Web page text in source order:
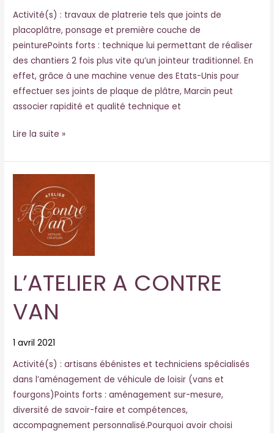
Activité(s) : travaux de platrerie tels que joints de
placoplâtre, ponsage et première couche de
peinturePoints forts : technique lui permettant de réaliser
des chantiers 2 fois plus vite qu’un jointeur traditionnel. En
effet, grâce à une machine venue des Etats-Unis pour
effectuer ses joints de plaque de plâtre, Marcin peut
associer rapidité et qualité technique et
Lire la suite »
L’ATELIER A CONTRE
VAN
1 avril 2021
Activité(s) : artisans ébénistes et techniciens spécialisés
dans l’aménagement de véhicule de loisir (vans et
fourgons)Points forts : aménagement sur-mesure,
diversité de savoir-faire et compétences,
accompagnement personnalisé.Pourquoi avoir choisi
CONTRE